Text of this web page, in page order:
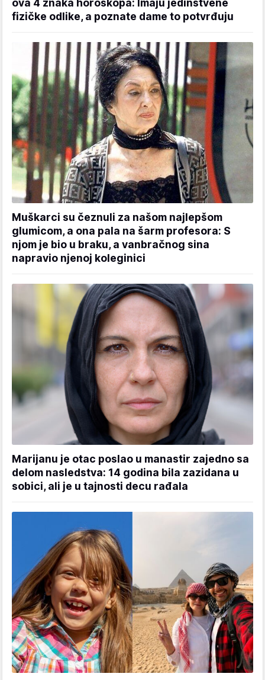
ova 4 znaka horoskopa: Imaju jedinstvene
fizičke odlike, a poznate dame to potvrđuju
Muškarci su čeznuli za našom najlepšom
glumicom, a ona pala na šarm profesora: S
njom je bio u braku, a vanbračnog sina
napravio njenoj koleginici
Marijanu je otac poslao u manastir zajedno sa
delom nasledstva: 14 godina bila zazidana u
sobici, ali je u tajnosti decu rađala